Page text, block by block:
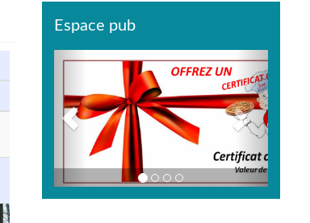
Espace pub
Previous
Next